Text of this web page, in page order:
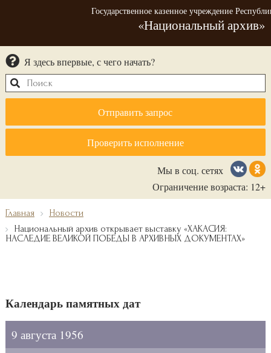
Государственное казенное учреждение
«Национальный архив»
Я здесь впервые, с чего начать?
Отправить запрос
Проверить исполнение
Мы в соц. сетях
Ограничение возраста: 12+
Главная
Новости
Национальный архив открывает выставку «ХАКАСИЯ:
НАСЛЕДИЕ ВЕЛИКОЙ ПОБЕДЫ В АРХИВНЫХ ДОКУМЕНТАХ»
Календарь памятных дат
9 августа 1956